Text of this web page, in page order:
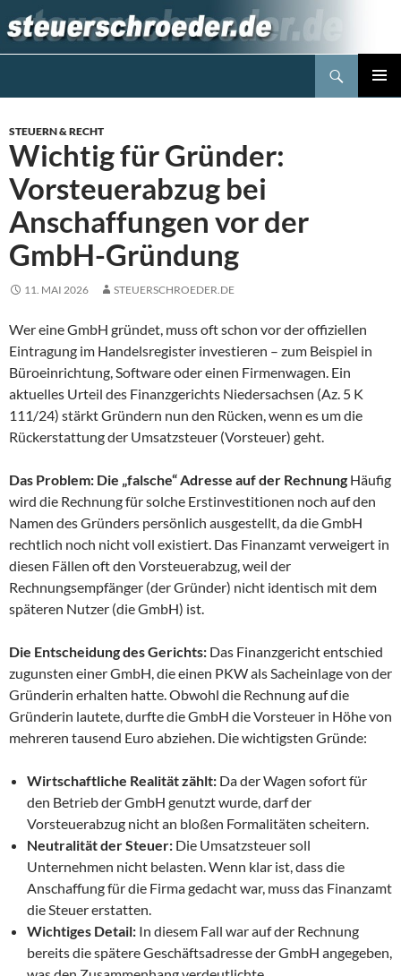
Inhalt
springen
STEUERN & RECHT
Wichtig für Gründer:
Vorsteuerabzug bei
Anschaffungen vor der
GmbH-Gründung
11. MAI 2026 STEUERSCHROEDER.DE
Wer eine GmbH gründet, muss oft schon vor der offiziellen
Eintragung im Handelsregister investieren – zum Beispiel in
Büroeinrichtung, Software oder einen Firmenwagen. Ein
aktuelles Urteil des Finanzgerichts Niedersachsen (Az. 5 K
111/24) stärkt Gründern nun den Rücken, wenn es um die
Rückerstattung der Umsatzsteuer (Vorsteuer) geht.
Das Problem: Die „falsche“ Adresse auf der Rechnung Häufig
wird die Rechnung für solche Erstinvestitionen noch auf den
Namen des Gründers persönlich ausgestellt, da die GmbH
rechtlich noch nicht voll existiert. Das Finanzamt verweigert in
diesen Fällen oft den Vorsteuerabzug, weil der
Rechnungsempfänger (der Gründer) nicht identisch mit dem
späteren Nutzer (die GmbH) ist.
Die Entscheidung des Gerichts: Das Finanzgericht entschied
zugunsten einer GmbH, die einen PKW als Sacheinlage von der
Gründerin erhalten hatte. Obwohl die Rechnung auf die
Gründerin lautete, durfte die GmbH die Vorsteuer in Höhe von
mehreren tausend Euro abziehen. Die wichtigsten Gründe:
Wirtschaftliche Realität zählt: Da der Wagen sofort für
den Betrieb der GmbH genutzt wurde, darf der
Vorsteuerabzug nicht an bloßen Formalitäten scheitern.
Neutralität der Steuer: Die Umsatzsteuer soll
Unternehmen nicht belasten. Wenn klar ist, dass die
Anschaffung für die Firma gedacht war, muss das Finanzamt
die Steuer erstatten.
Wichtiges Detail: In diesem Fall war auf der Rechnung
bereits die spätere Geschäftsadresse der GmbH angegeben,